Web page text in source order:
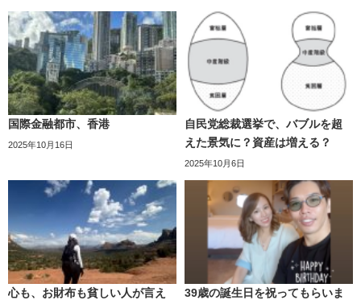
国際金融都市、香港
2025年10月16日
自民党総裁選挙で、バブルを超
えた景気に？資産は増える？
2025年10月6日
心も、お財布も貧しい人が言え
39歳の誕生日を祝ってもらいま